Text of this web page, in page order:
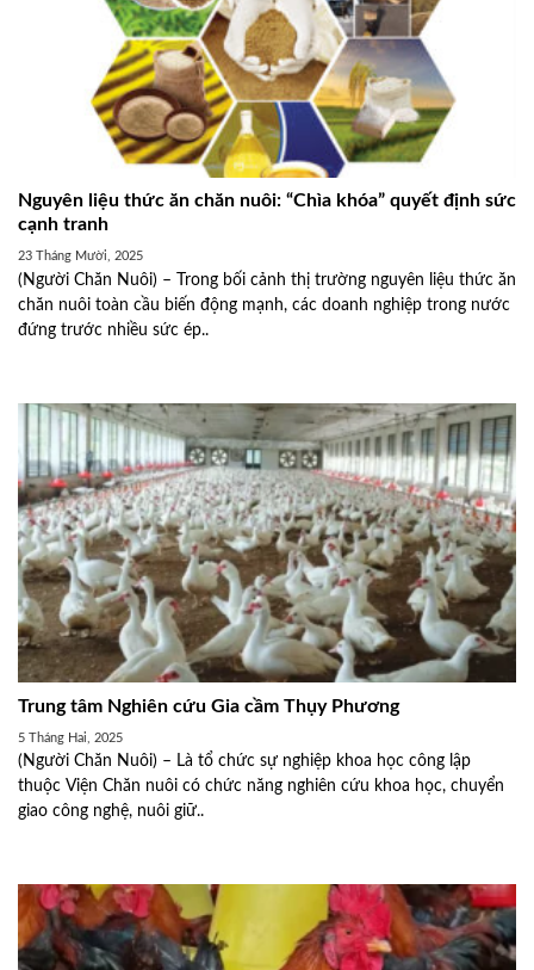
Nguyên liệu thức ăn chăn nuôi: “Chìa khóa” quyết định sức
cạnh tranh
23 Tháng Mười, 2025
(Người Chăn Nuôi) – Trong bối cảnh thị trường nguyên liệu thức ăn
chăn nuôi toàn cầu biến động mạnh, các doanh nghiệp trong nước
đứng trước nhiều sức ép..
Trung tâm Nghiên cứu Gia cầm Thụy Phương
5 Tháng Hai, 2025
(Người Chăn Nuôi) – Là tổ chức sự nghiệp khoa học công lập
thuộc Viện Chăn nuôi có chức năng nghiên cứu khoa học, chuyển
giao công nghệ, nuôi giữ..